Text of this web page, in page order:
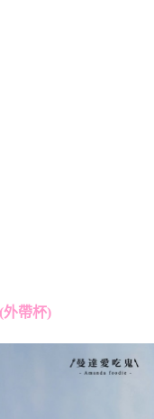
外帶杯)